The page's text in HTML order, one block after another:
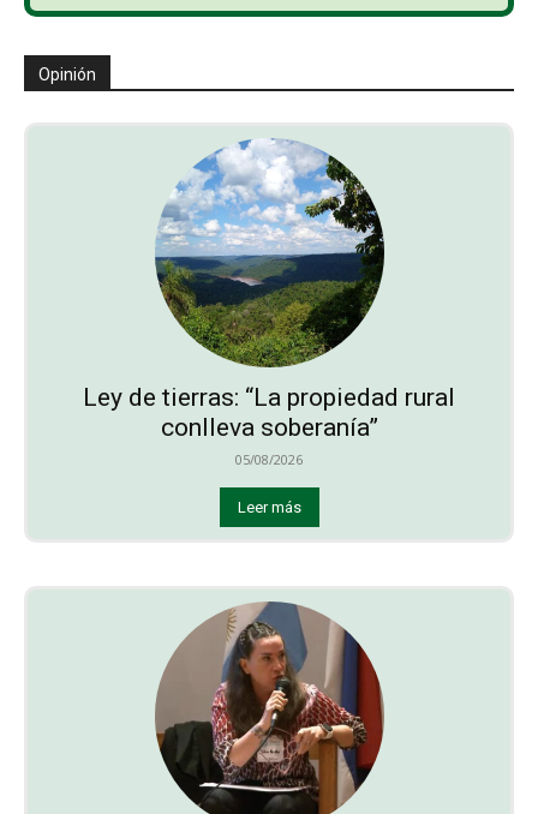
Opinión
Ley de tierras: “La propiedad rural
conlleva soberanía”
05/08/2026
Leer más